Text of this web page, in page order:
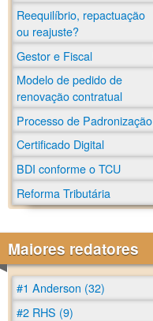
Reequilíbrio, repactuação
ou reajuste?
Gestor e Fiscal
Modelo de pedido de
renovação contratual
Processo de Padronização
Certificado Digital
BDI conforme o TCU
Reforma Tributária
Maiores redatores
#1 Anderson (32)
#2 RHS (9)